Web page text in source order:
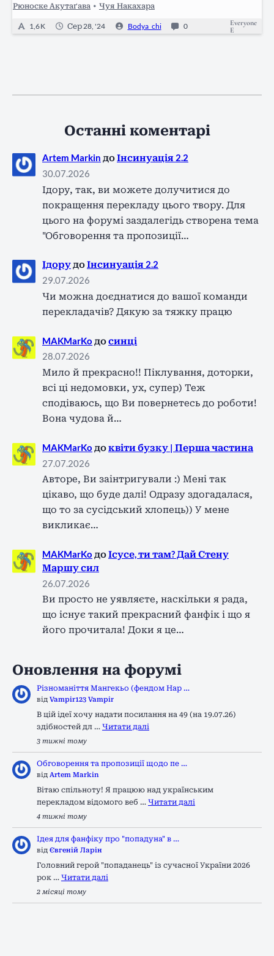
Рюноске Акутаґава • Чуя Накахара
1,6 K Сер 28, '24 Bodya_chi 0
Everyone
E
Останні коментарі
Artem Markin доІнсинуація 2.2
30.07.2026
Ідору, так, ви можете долучитися до
покращення перекладу цього твору. Для
цього на форумі заздалегідь створена тема
"Обговорення та пропозиції…
Ідору доІнсинуація 2.2
29.07.2026
Чи можна доєднатися до вашої команди
перекладачів? Дякую за тяжку працю
MAKMarKo досинці
28.07.2026
Мило й прекрасно!! Піклування, доторки,
всі ці недомовки, ух, супер) Теж
сподіваюсь, що Ви повернетесь до роботи!
Вона чудова й…
MAKMarKo доквіти бузку | Перша частина
27.07.2026
Авторе, Ви заінтригували :) Мені так
цікаво, що буде далі! Одразу здогадалася,
що то за сусідський хлопець)) У мене
викликає…
MAKMarKo доІсусе, ти там? Дай Стену
Маршу сил
26.07.2026
Ви просто не уявляєте, наскільки я рада,
що існує такий прекрасний фанфік і що я
його прочитала! Доки я це…
Оновлення на форумі
Різноманіття Мангекьо (фендом Нар …
від Vampir123 Vampir
В цій ідеї хочу надати посилання на 49 (на 19.07.26)
здібностей дл … Читати далі
3 тижні тому
Обговорення та пропозиції щодо пе …
від Artem Markin
Вітаю спільноту! Я працюю над українським
перекладом відомого веб … Читати далі
4 тижні тому
Ідея для фанфіку про "попадуна" в …
від Євгеній Ларін
Головний герой "попаданець" із сучасної України 2026
рок … Читати далі
2 місяці тому